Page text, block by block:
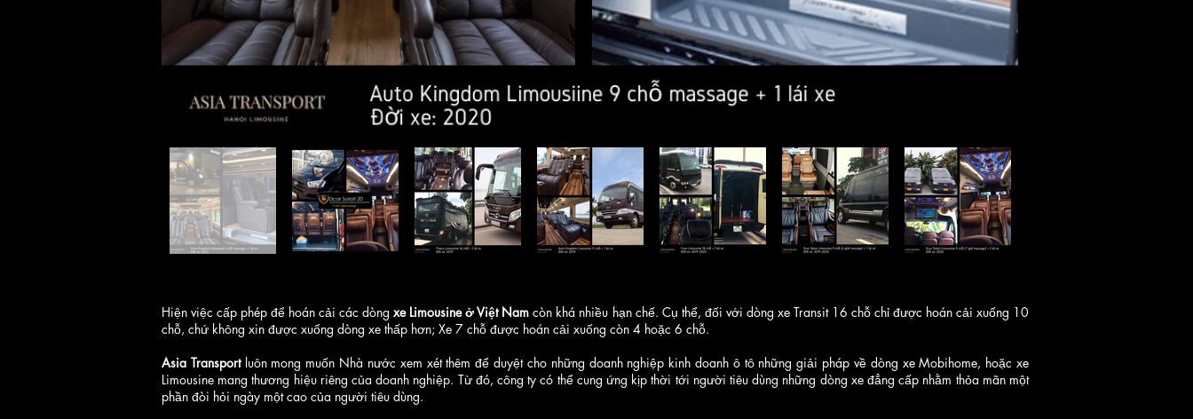
Hiện việc cấp phép để hoán cải các dòngxe Limousine ở Việt Nam còn khá nhiều hạn chế. Cụ thể, đối với dòng xe Transit 16 chỗ chỉ được hoán cải xuống 10
chỗ, chứ không xin được xuống dòng xe thấp hơn; Xe 7 chỗ được hoán cải xuống còn 4 hoặc 6 chỗ.
Asia Transport luôn mong muốn Nhà nước xem xét thêm để duyệt cho những doanh nghiệp kinh doanh ô tô những giải pháp về dòng xe Mobihome, hoặc xe
Limousine mang thương hiệu riêng của doanh nghiệp. Từ đó, công ty có thể cung ứng kịp thời tới người tiêu dùng những dòng xe đẳng cấp nhằm thỏa mãn một
phần đòi hỏi ngày một cao của người tiêu dùng.